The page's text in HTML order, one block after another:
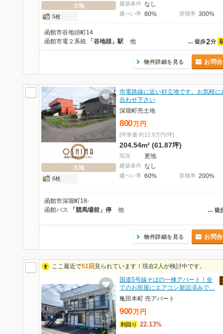
土地
5枚
建築条件 なし
建ぺい率 80% 容積率 300%
函館市谷地頭町14
… 徒歩2分
函館市電２系統 「谷地頭」駅 他
物件詳細を見る お問
土地
6枚
市電路線に近い好立地です。お気軽に
合わせ下さい
深堀町売土地
800万 円
[坪単価 約12.9万円/坪]
204.54m² (61.87坪)
現況 更地
建築条件 なし
建ぺい率 60% 容積率 200%
函館市深堀町18-
… 徒
函館バス 「競馬場前」停 他
物件詳細を見る お問
ここ最近で51回 見られています！現在2人が検討中です。
国道5号線そばの一棟アパート！全
てのお部屋にエアコン新設済みで…
亀田本町 売アパート
900万 円
利回り 22.13%